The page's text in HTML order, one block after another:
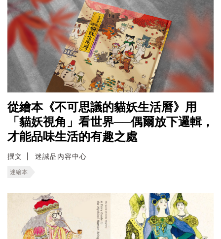
從繪本《不可思議的貓妖生活曆》用
「貓妖視角」看世界──偶爾放下邏輯，
才能品味生活的有趣之處
撰文 迷誠品內容中心
迷繪本